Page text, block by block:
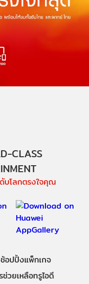
CLASS
บโลกตรงใจคุณ
ช้อปปิ้งแพ็กเกจ
ช่วยเหลือทรูไอดี